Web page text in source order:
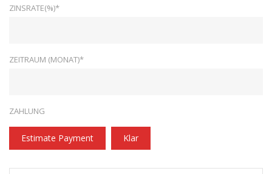
ZINSRATE(%)*
ZEITRAUM (MONAT)*
ZAHLUNG
Estimate Payment Klar